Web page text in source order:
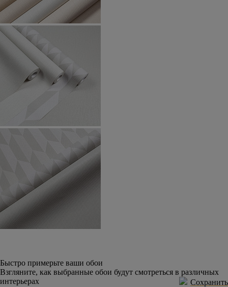
Быстро примерьте ваши обои
Взгляните, как выбранные обои будут смотреться в различных
интерьерах
Сохранить